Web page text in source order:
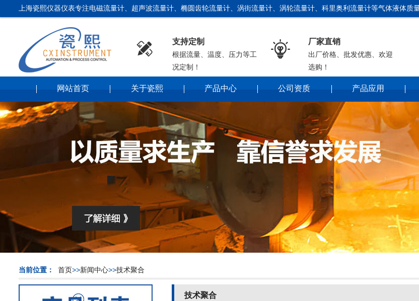
上海瓷熙仪器仪表专注电磁流量计、超声波流量计、椭圆齿轮流量计、涡街流量计、涡轮流量计、科里奥利流量计等气体液体
 支持定制
根据流量、温度、压力等工
况定制！
 厂家直销
出厂价格、批发优惠、欢迎
选购！
网站首页 关于瓷熙 产品中心 公司资质 产品应用
当前位置： 首页>>新闻中心>>技术聚合
技术聚合